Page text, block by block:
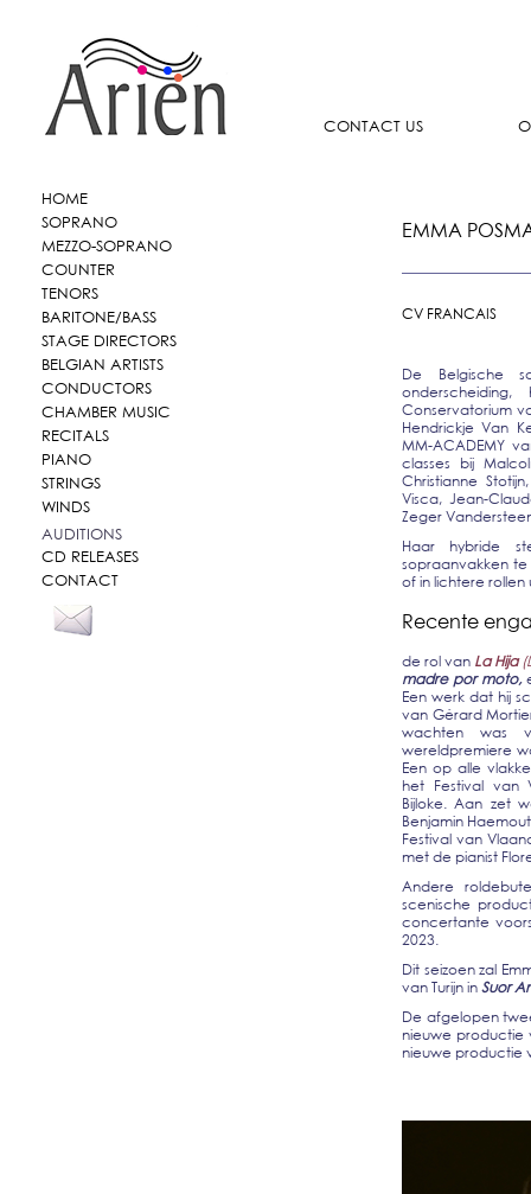
CONTACT US
HOME
SOPRANO
MEZZO-SOPRANO
COUNTER
TENORS
BARITONE/BASS
STAGE DIRECTORS
BELGIAN ARTISTS
CONDUCTORS
CHAMBER MUSIC
RECITALS
PIANO
STRINGS
WINDS
AUDITIONS
CD RELEASES
CONTACT
EMMA
CV FRANCAIS
De Belgische
Conservatorium
Hendrickje Van
MM-ACADEMY
classes bij
Christianne
Visca, Jean-
Zeger
Haar hybride
sopraanvakken te
of in lichtere
Recente
de rol van La Hija
madre por moto,
Een werk dat hij
van Gérard
wachten was
wereldpremiere
Een op alle
het Festival van
Bijloke. Aan zet
Benjamin
Festival van
met de pianist
Andere
scenische
concertante
2023.
Dit seizoen zal
van Turijn in Suor
De afgelopen
nieuwe productie
nieuwe productie